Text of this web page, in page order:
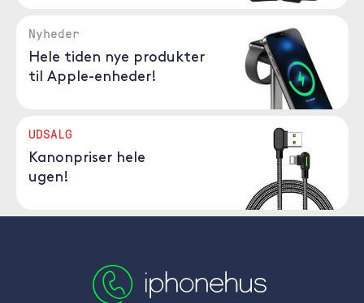
Nyheder
Hele tiden nye produkter
til Apple-enheder!
UDSALG
Kanonpriser hele
ugen!